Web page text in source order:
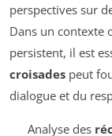
perspectives sur
Dans un contexte
persistent, il est
croisades peut
dialogue et du
Analyse des